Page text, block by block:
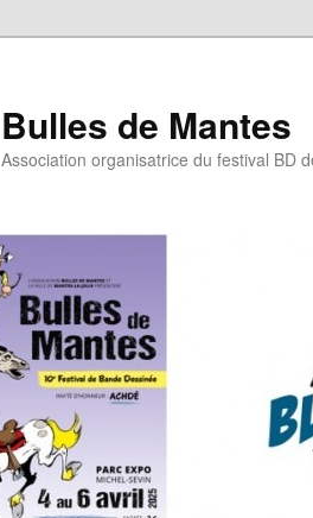
Bulles de Mantes
Association organisatrice du festival BD